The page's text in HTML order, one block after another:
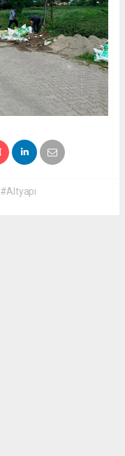
#Altyapı